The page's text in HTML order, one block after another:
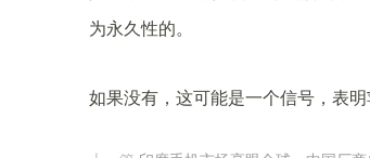
为永久性的。
如果没有，这可能是一个信号，表